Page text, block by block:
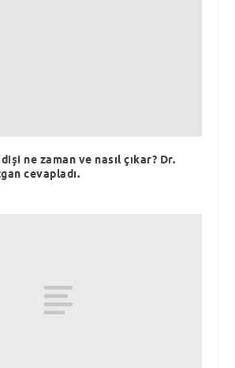
ne zaman ve nasıl çıkar? Dr.
cevapladı.